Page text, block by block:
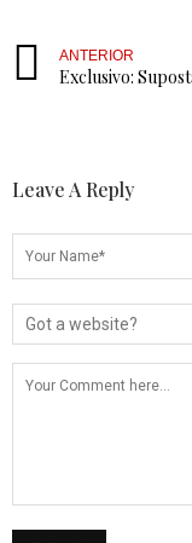
ANTERIOR
Leave A Reply